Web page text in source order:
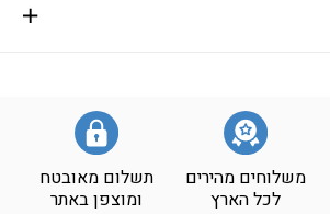
משלוחים מהירים
לכל הארץ
תשלום מאובטח
ומוצפן באתר